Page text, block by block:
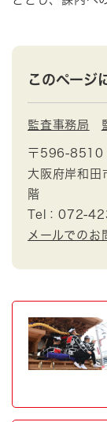
このページ
監査事務局
〒596-8510
大阪府岸和
階
Tel：072-
メールでのお